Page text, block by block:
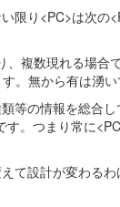
限り<PC>は次の
複数現れる場合
。無から有は湧い
等の情報を総合
。つまり常に
て設計が変わる